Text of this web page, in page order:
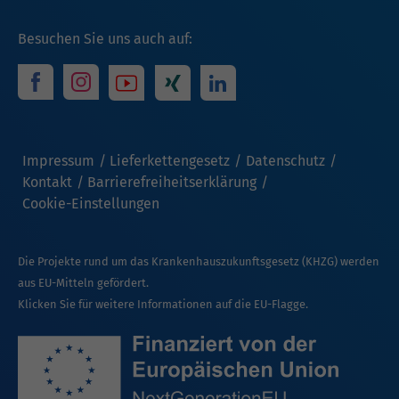
Besuchen Sie uns auch auf:
Impressum Lieferkettengesetz
Datenschutz
Kontakt
Barrierefreiheitserklärung
Cookie-Einstellungen
Die Projekte rund um das Krankenhauszukunftsgesetz (KHZG) werden
aus EU-Mitteln gefördert.
Klicken Sie für weitere Informationen auf die EU-Flagge.